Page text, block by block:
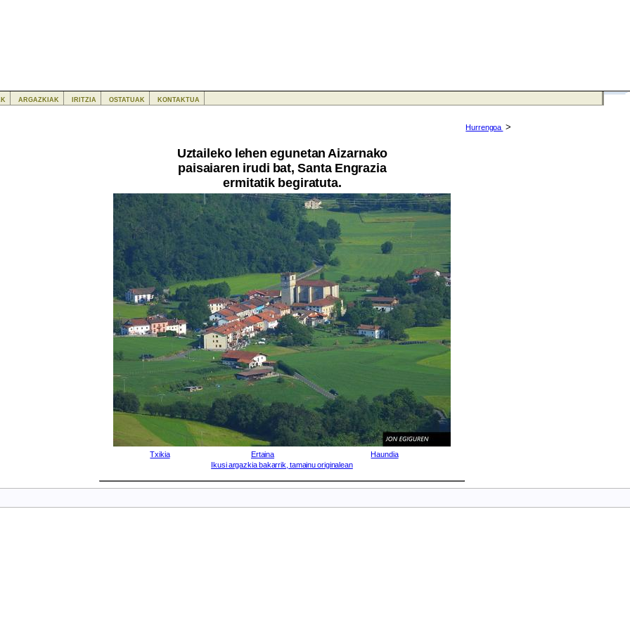
Uztaileko lehen egunetan Aizarnako
paisaiaren irudi bat, Santa Engrazia
ermitatik begiratuta.
Hurrengoa >
Txikia Ertaina
Haundia
Ikusi argazkia bakarrik, tamainu originalean
argazkiak iritzia ostatuak kontaktua